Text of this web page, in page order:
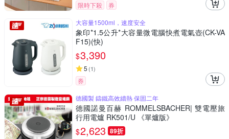
限時下殺
券
大容量1500ml，速度安全
象印*1.5公升*大容量微電腦快煮電氣壺(CK-VA
F15)(快)
$3,390
5 (1)
券
德國製 鑄鐵高效續熱 保固二年
德國諾曼百赫 ROMMELSBACHER| 雙電壓旅
行用電爐 RK501/U 《單爐版》
$2,623 89折